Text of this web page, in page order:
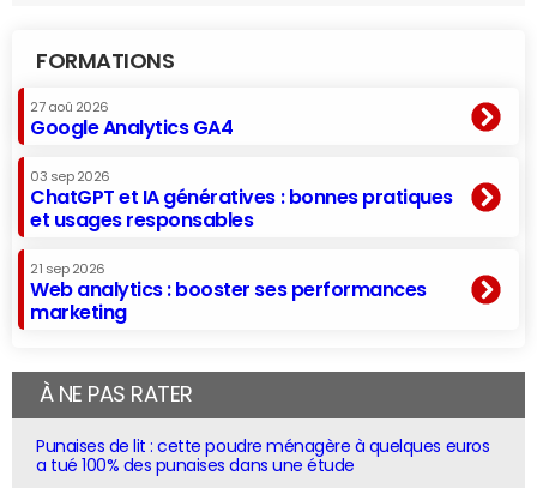
FORMATIONS
27 aoû 2026
Google Analytics GA4
03 sep 2026
ChatGPT et IA génératives : bonnes pratiques
et usages responsables
21 sep 2026
Web analytics : booster ses performances
marketing
À NE PAS RATER
Punaises de lit : cette poudre ménagère à quelques euros
a tué 100% des punaises dans une étude